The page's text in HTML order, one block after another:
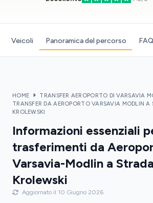
Veicoli Panoramica del percorso FAQ
HOME
TRANSFER AEROPORTO DI VARSAVIA
TRANSFER DA AEROPORTO VARSAVIA MODLIN A
KROLEWSKI
Informazioni essenziali
trasferimenti da
Varsavia-Modlin a
Krolewski
Aggiornato il 10 Giugno 2026